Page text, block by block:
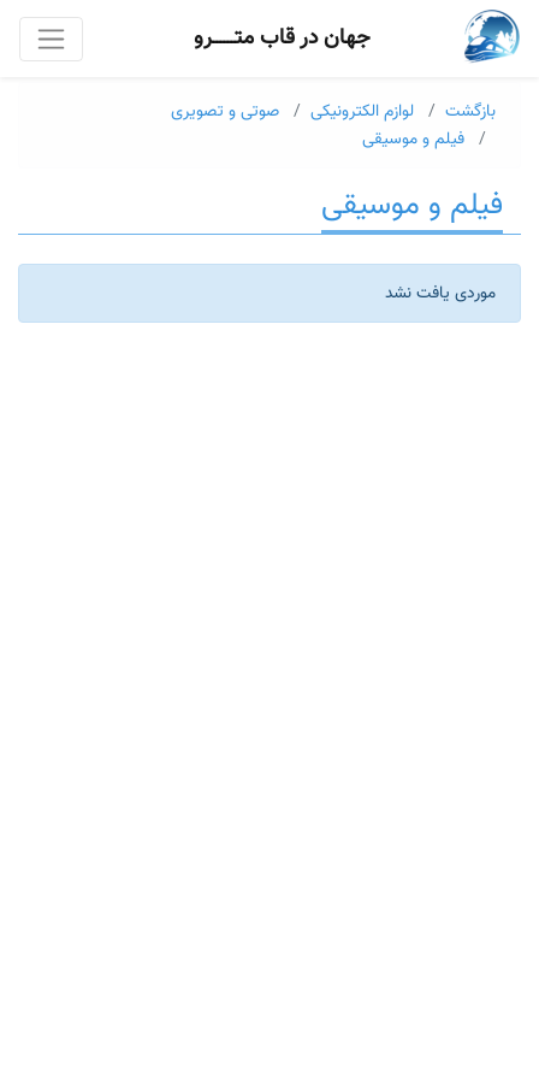
جهان در قاب متــــــرو
بازگشت لوازم الکترونیکی
صوتی و تصویری
فیلم و موسیقی
فیلم و موسیقی
موردی یافت نشد